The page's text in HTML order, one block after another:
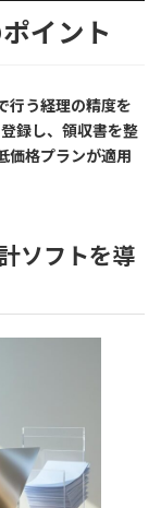
イント
行う経理の精度を
録し、領収書を整
価格プランが適用
ソフトを導